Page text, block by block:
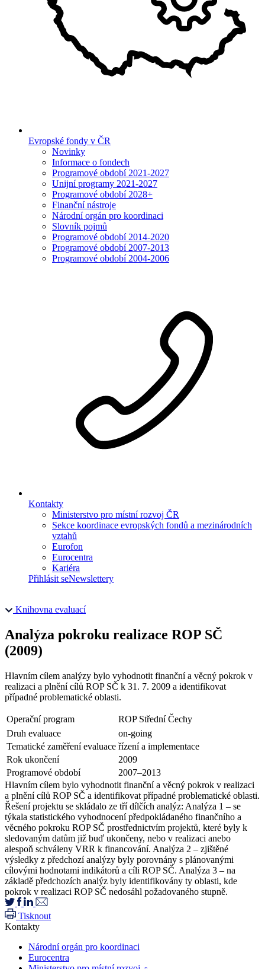
Evropské fondy v ČR
Novinky
Informace o fondech
Programové období 2021-2027
Unijní programy 2021-2027
Programové období 2028+
Finanční nástroje
Národní orgán pro koordinaci
Slovník pojmů
Programové období 2014-2020
Programové období 2007-2013
Programové období 2004-2006
Kontakty
Ministerstvo pro místní rozvoj ČR
Sekce koordinace evropských fondů a mezinárodních
vztahů
Eurofon
Eurocentra
Kariéra
Přihlásit seNewslettery
Knihovna evaluací
Analýza pokroku realizace ROP SČ
(2009)
Hlavním cílem analýzy bylo vyhodnotit finanční a věcný pokrok v
realizaci a plnění cílů ROP SČ k 31. 7. 2009 a identifikovat
případné problematické oblasti.
Operační program
ROP Střední Čechy
Druh evaluace
on-going
Tematické zaměření evaluace řízení a implementace
Rok ukončení
2009
Programové období
2007–2013
Hlavním cílem bylo vyhodnotit finanční a věcný pokrok v realizaci
a plnění cílů ROP SČ a identifikovat případné problematické oblasti.
Řešení projektu se skládalo ze tří dílčích analýz: Analýza 1 – se
týkala statistického vyhodnocení předpokládaného finančního a
věcného pokroku ROP SČ prostřednictvím projektů, které byly k
sledovaným datům již buď ukončeny, nebo v realizaci anebo
alespoň schváleny VRR k financování. Analýza 2 – zjištěné
výsledky z předchozí analýzy byly porovnány s plánovanými
cílovými hodnotami indikátorů a cíli ROP SČ. Analýza 3 – na
základě předchozích analýz byly identifikovány ty oblasti, kde
pokrok v realizaci ROP SČ nedosáhl požadovaného stupně.
Tisknout
Kontakty
Národní orgán pro koordinaci
Eurocentra